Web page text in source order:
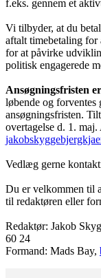
f.eks. gennem et
Vi tilbyder, at du
aftalt timebetaling for
for at påvirke
politisk engagerede
Ansøgningsfristen
løbende og forventes
ansøgningsfristen.
overtagelse d. 1.
Vedlæg gerne
Du er velkommen til
til redaktøren eller
Redaktør: Jakob
60 24
Formand: Mads Bay,